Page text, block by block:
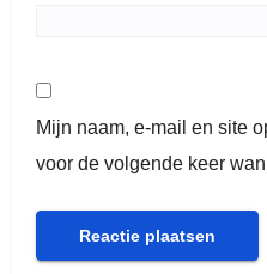
Mijn naam, e-mail en site
voor de volgende keer